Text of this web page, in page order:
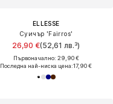
ELLESSE
Суичър 'Fairros'
26,90 €(52,61 лв.³)
Първоначално: 29,90 €
Последна най-ниска цена:17,90 €